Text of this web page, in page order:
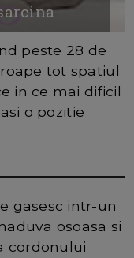
peste 28 de
tot spatiul
in ce mai dificil
o pozitie
gasesc intr-un
osoasa si
cordonului